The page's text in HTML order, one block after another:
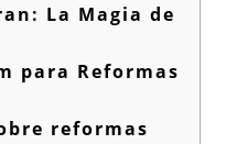
La Magia de
para Reformas
reformas